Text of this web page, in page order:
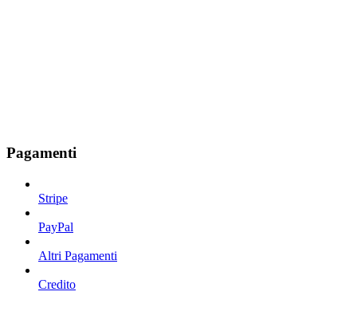
Pagamenti
Stripe
PayPal
Altri Pagamenti
Credito